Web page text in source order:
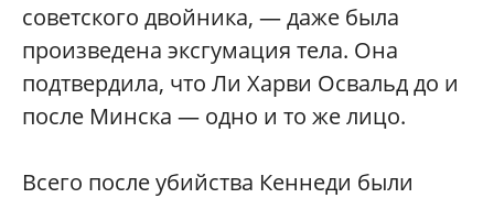
советского двойника, — даже была
произведена эксгумация тела. Она
подтвердила, что Ли Харви Освальд до и
после Минска — одно и то же лицо.
Всего после убийства Кеннеди были